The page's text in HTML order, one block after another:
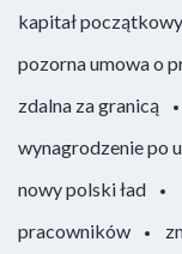
kapitał początkowy
pozorna umowa o
zdalna za granicą
wynagrodzenie po
nowy polski ład
pracowników